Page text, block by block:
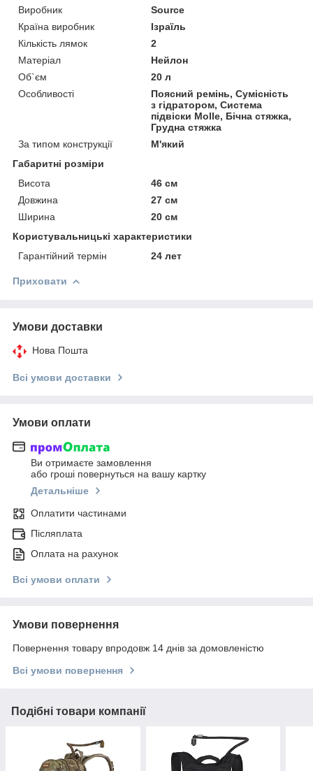
Виробник
Source
Країна виробник
Ізраїль
Кількість лямок
2
Матеріал
Нейлон
Об`єм
20 л
Особливості
Поясний ремінь, Сумісність
з гідратором, Система
підвіски Molle, Бічна стяжка,
Грудна стяжка
За типом конструкції
М'який
Габаритні розміри
Висота
46 см
Довжина
27 см
Ширина
20 см
Користувальницькі характеристики
Гарантійний термін
24 лет
Приховати
Умови доставки
Нова Пошта
Всі умови доставки
Умови оплати
Ви отримаєте замовлення
або гроші повернуться на вашу картку
Детальніше
Оплатити частинами
Післяплата
Оплата на рахунок
Всі умови оплати
Умови повернення
Повернення товару впродовж 14 днів за домовленістю
Всі умови повернення
Подібні товари компанії